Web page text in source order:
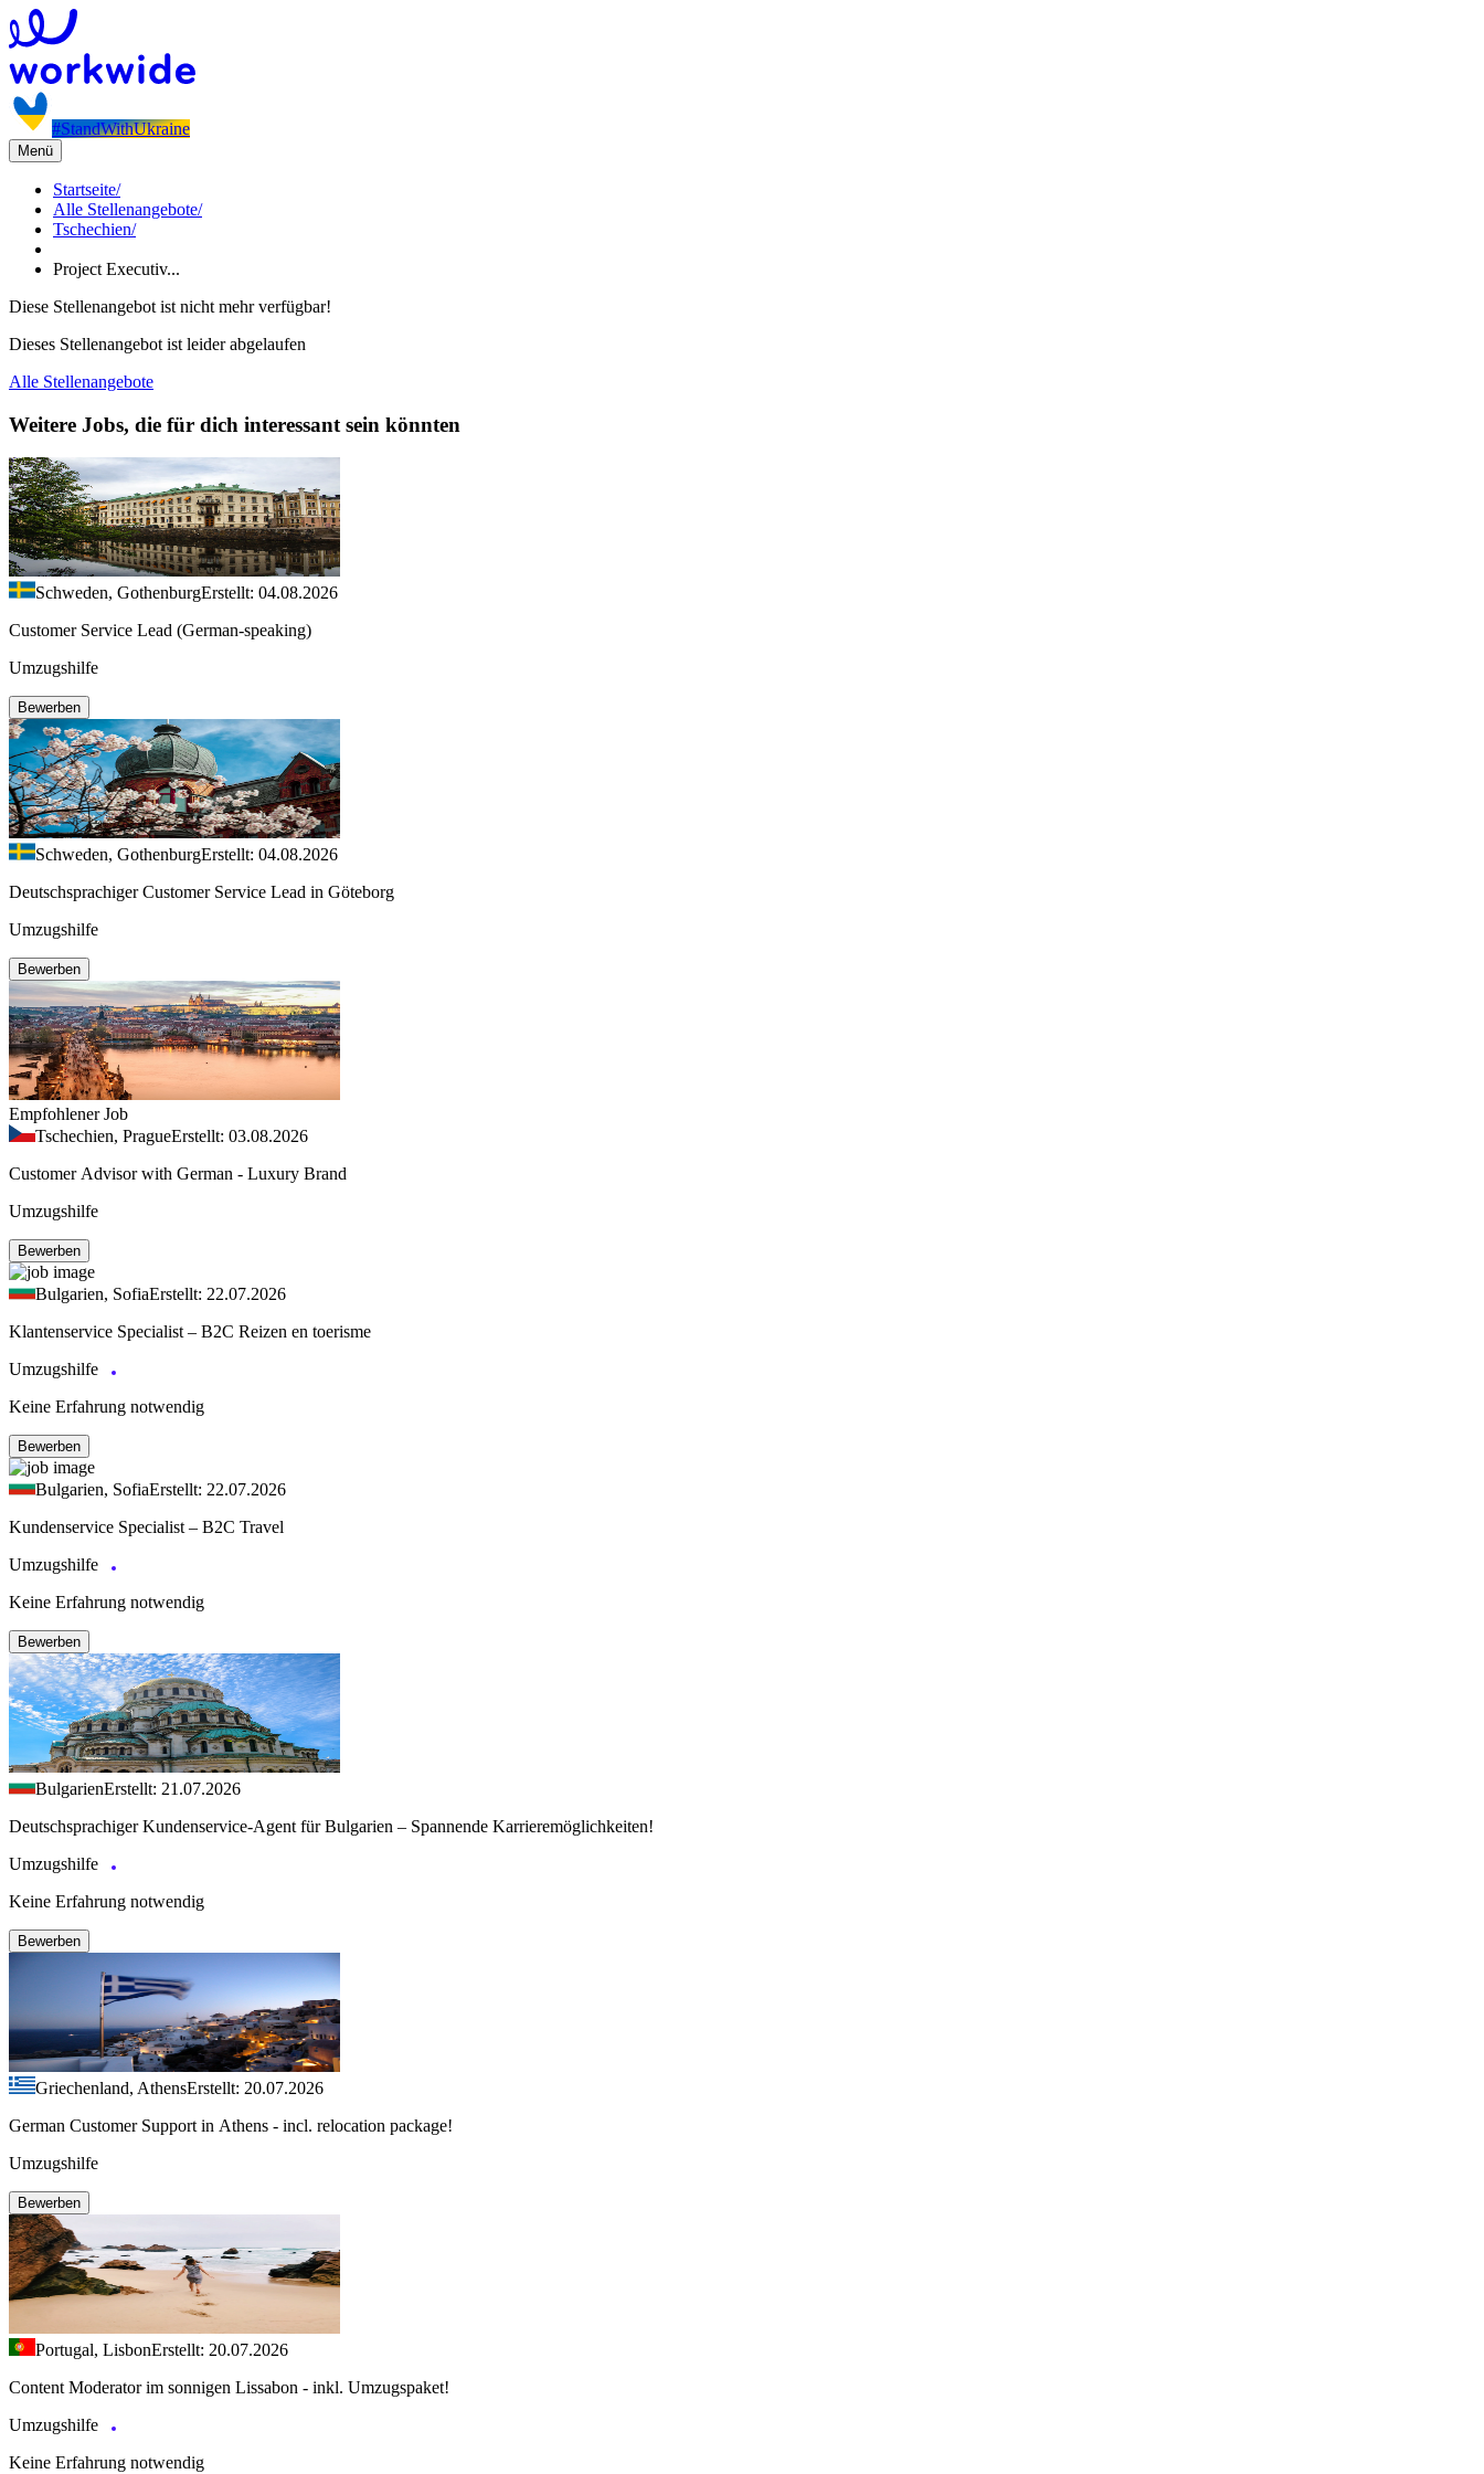
#StandWithUkraine
Menü
Startseite/
Alle Stellenangebote/
Tschechien/
Project Executiv...
Diese Stellenangebot ist nicht mehr verfügbar!
Dieses Stellenangebot ist leider abgelaufen
Alle Stellenangebote
Weitere Jobs, die für dich interessant sein könnten
Schweden, GothenburgErstellt: 04.08.2026
Customer Service Lead (German-speaking)
Umzugshilfe
Bewerben
Schweden, GothenburgErstellt: 04.08.2026
Deutschsprachiger Customer Service Lead in Göteborg
Umzugshilfe
Bewerben
Empfohlener Job
Tschechien, PragueErstellt: 03.08.2026
Customer Advisor with German - Luxury Brand
Umzugshilfe
Bewerben
Bulgarien, SofiaErstellt: 22.07.2026
Klantenservice Specialist – B2C Reizen en toerisme
Umzugshilfe
Keine Erfahrung notwendig
Bewerben
Bulgarien, SofiaErstellt: 22.07.2026
Kundenservice Specialist – B2C Travel
Umzugshilfe
Keine Erfahrung notwendig
Bewerben
BulgarienErstellt: 21.07.2026
Deutschsprachiger Kundenservice-Agent für Bulgarien – Spannende Karrieremöglichkeiten!
Umzugshilfe
Keine Erfahrung notwendig
Bewerben
Griechenland, AthensErstellt: 20.07.2026
German Customer Support in Athens - incl. relocation package!
Umzugshilfe
Bewerben
Portugal, LisbonErstellt: 20.07.2026
Content Moderator im sonnigen Lissabon - inkl. Umzugspaket!
Umzugshilfe
Keine Erfahrung notwendig